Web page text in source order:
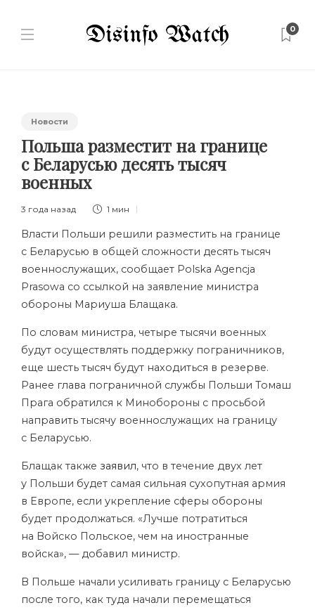
0
Новости
Польша разместит на границе
с Беларусью десять тысяч
военных
3 года назад 1 мин
Власти Польши решили разместить на границе
с Беларусью в общей сложности десять тысяч
военнослужащих, сообщает Polska Agencja
Prasowa со ссылкой на заявление министра
обороны Мариуша Блащака.
По словам министра, четыре тысячи военных
будут осуществлять поддержку пограничников,
еще шесть тысяч будут находиться в резерве.
Ранее глава пограничной службы Польши Томаш
Прага обратился к Минобороны с просьбой
направить тысячу военнослужащих на границу
с Беларусью.
Блащак также заявил, что в течение двух лет
у Польши будет самая сильная сухопутная армия
в Европе, если укрепление сферы обороны
будет продолжаться. «Лучше потратиться
на Войско Польское, чем на иностранные
войска», — добавил министр.
В Польше начали усиливать границу с Беларусью
после того, как туда начали перемещаться